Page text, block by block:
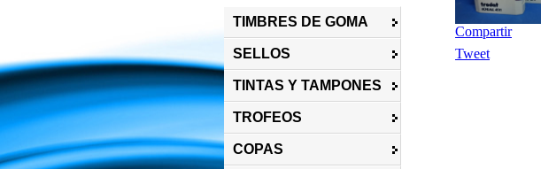
TIMBRES DE GOMA
SELLOS
TINTAS Y TAMPONES
TROFEOS
COPAS
Compartir
Tweet